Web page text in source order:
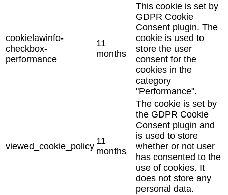
cookielawinfo-
checkbox-
performance
11
months
This cookie is set by
GDPR Cookie
Consent plugin. The
cookie is used to
store the user
consent for the
cookies in the
category
"Performance".
viewed_cookie_policy
11
months
The cookie is set by
the GDPR Cookie
Consent plugin and
is used to store
whether or not user
has consented to the
use of cookies. It
does not store any
personal data.